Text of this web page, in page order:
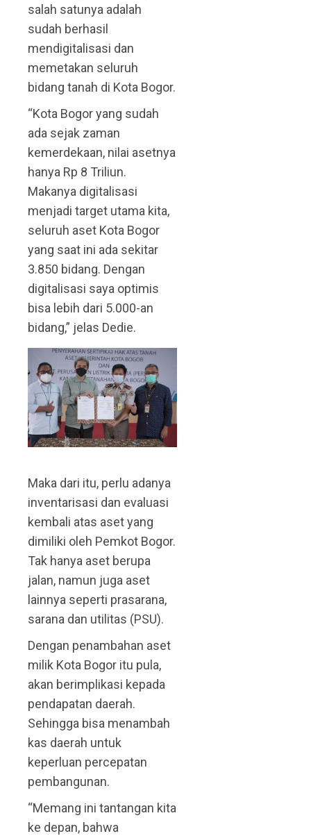
salah satunya adalah
sudah berhasil
mendigitalisasi dan
memetakan seluruh
bidang tanah di Kota Bogor.
“Kota Bogor yang sudah
ada sejak zaman
kemerdekaan, nilai asetnya
hanya Rp 8 Triliun.
Makanya digitalisasi
menjadi target utama kita,
seluruh aset Kota Bogor
yang saat ini ada sekitar
3.850 bidang. Dengan
digitalisasi saya optimis
bisa lebih dari 5.000-an
bidang,” jelas Dedie.
Maka dari itu, perlu adanya
inventarisasi dan evaluasi
kembali atas aset yang
dimiliki oleh Pemkot Bogor.
Tak hanya aset berupa
jalan, namun juga aset
lainnya seperti prasarana,
sarana dan utilitas (PSU).
Dengan penambahan aset
milik Kota Bogor itu pula,
akan berimplikasi kepada
pendapatan daerah.
Sehingga bisa menambah
kas daerah untuk
keperluan percepatan
pembangunan.
“Memang ini tantangan kita
ke depan, bahwa